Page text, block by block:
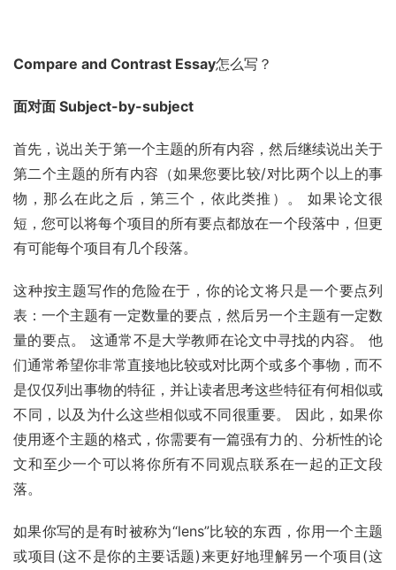
Compare and Contrast Essay怎么写？
面对面 Subject-by-subject
首先，说出关于第一个主题的所有内容，然后继续说出关于
第二个主题的所有内容（如果您要比较/对比两个以上的事
物，那么在此之后，第三个，依此类推）。 如果论文很
短，您可以将每个项目的所有要点都放在一个段落中，但更
有可能每个项目有几个段落。
这种按主题写作的危险在于，你的论文将只是一个要点列
表：一个主题有一定数量的要点，然后另一个主题有一定数
量的要点。 这通常不是大学教师在论文中寻找的内容。 他
们通常希望你非常直接地比较或对比两个或多个事物，而不
是仅仅列出事物的特征，并让读者思考这些特征有何相似或
不同，以及为什么这些相似或不同很重要。 因此，如果你
使用逐个主题的格式，你需要有一篇强有力的、分析性的论
文和至少一个可以将你所有不同观点联系在一起的正文段
落。
如果你写的是有时被称为“lens”比较的东西，你用一个主题
或项目(这不是你的主要话题)来更好地理解另一个项目(这